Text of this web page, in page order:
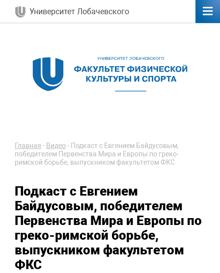
Университет Лобачевского
Главная - Видео - Подкаст с Евгением Байдусовым,
победителем Первенства Мира и Европы по греко-
римской борьбе, выпускником факультетом ФКС
Подкаст с Евгением
Байдусовым, победителем
Первенства Мира и Европы по
греко-римской борьбе,
выпускником факультетом
ФКС